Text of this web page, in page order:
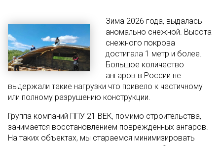
Зима 2026 года, выдалась
аномально снежной. Высота
снежного покрова
достигала 1 метр и более.
Большое количество
ангаров в России не
выдержали такие нагрузки что привело к частичному
или полному разрушению конструкции.
Группа компаний ППУ 21 ВЕК, помимо строительства,
занимается восстановлением повреждённых ангаров.
На таких объектах, мы стараемся минимизировать